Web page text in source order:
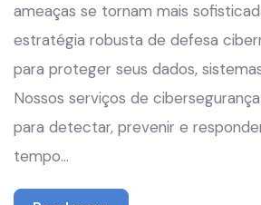
ameaças se tornam mais
estratégia robusta de defesa
para proteger seus dados,
Nossos serviços de
para detectar, prevenir e
tempo…